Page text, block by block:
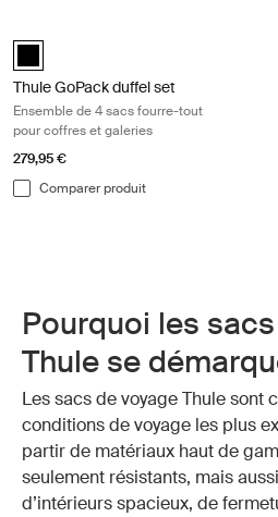
Thule GoPack duffel set Noir (selected)
Thule GoPack duffel set
Ensemble de 4 sacs fourre-tout
pour coffres et galeries
279,95 €
Comparer produit
Pourquoi les
Thule se
Les sacs de voyage Thule sont
conditions de voyage les plus
partir de matériaux haut de
seulement résistants, mais
d’intérieurs spacieux, de